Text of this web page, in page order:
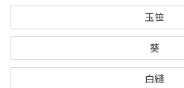
玉笹
葵
白縫